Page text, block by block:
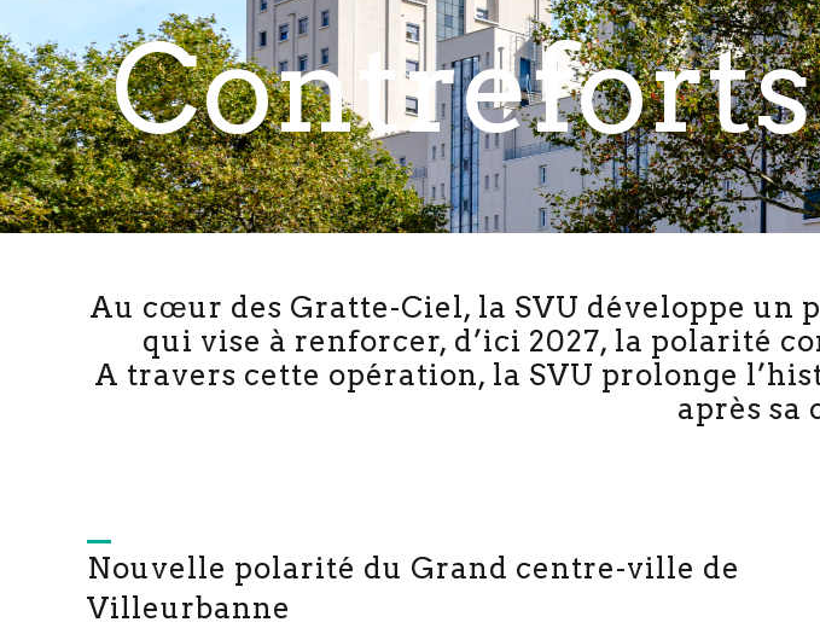
Au cœur des Gratte-Ciel, la SVU développe un
qui vise à renforcer, d’ici 2027, la polarité
A travers cette opération, la SVU prolonge
après sa
Nouvelle polarité du Grand centre-ville de
Villeurbanne